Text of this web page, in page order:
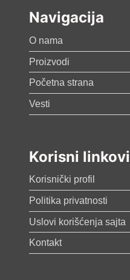
Navigacija
O nama
Proizvodi
Početna strana
Vesti
Korisni linkovi
Korisnički profil
Politika privatnosti
Uslovi korišćenja sajta
Kontakt